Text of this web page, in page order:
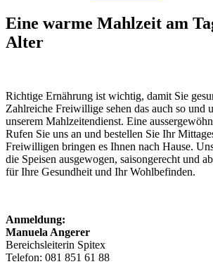
Eine warme Mahlzeit am
Alter
Richtige Ernährung ist wichtig, damit Sie
Zahlreiche Freiwillige sehen das auch so und
unserem Mahlzeitendienst. Eine
Rufen Sie uns an und bestellen Sie Ihr
Freiwilligen bringen es Ihnen nach Hause.
die Speisen ausgewogen, saisongerecht und
für Ihre Gesundheit und Ihr Wohlbefinden.
Anmeldung:
Manuela Angerer
Bereichsleiterin Spitex
Telefon: 081 851 61 88